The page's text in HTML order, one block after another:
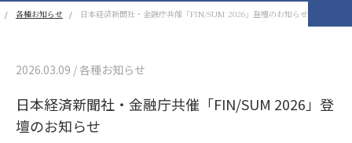
各種お知らせ 日本経済新聞社・金融庁共催「FIN/SUM 2026」登壇のお知らせ
2026.03.09 / 各種お知らせ
日本経済新聞社・金融庁共催「FIN/SUM 2026」登
壇のお知らせ